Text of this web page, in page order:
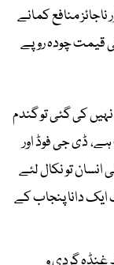
منافع کمانے
قیمت چودہ روپے
کی گئی تو گندم
ڈی جی فوڈ اور
انسان تو نکال لئے
ایک دانا پنجاب کے